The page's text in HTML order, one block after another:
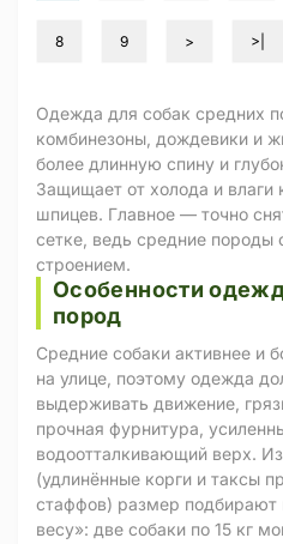
8 9 > >|
Одежда для собак средних
комбинезоны, дождевики и
более длинную спину и
Защищает от холода и влаги
шпицев. Главное — точно
сетке, ведь средние породы
строением.
Особенности
пород
Средние собаки активнее и
на улице, поэтому одежда
выдерживать движение,
прочная фурнитура,
водоотталкивающий верх.
(удлинённые корги и таксы
стаффов) размер
весу»: две собаки по 15 кг